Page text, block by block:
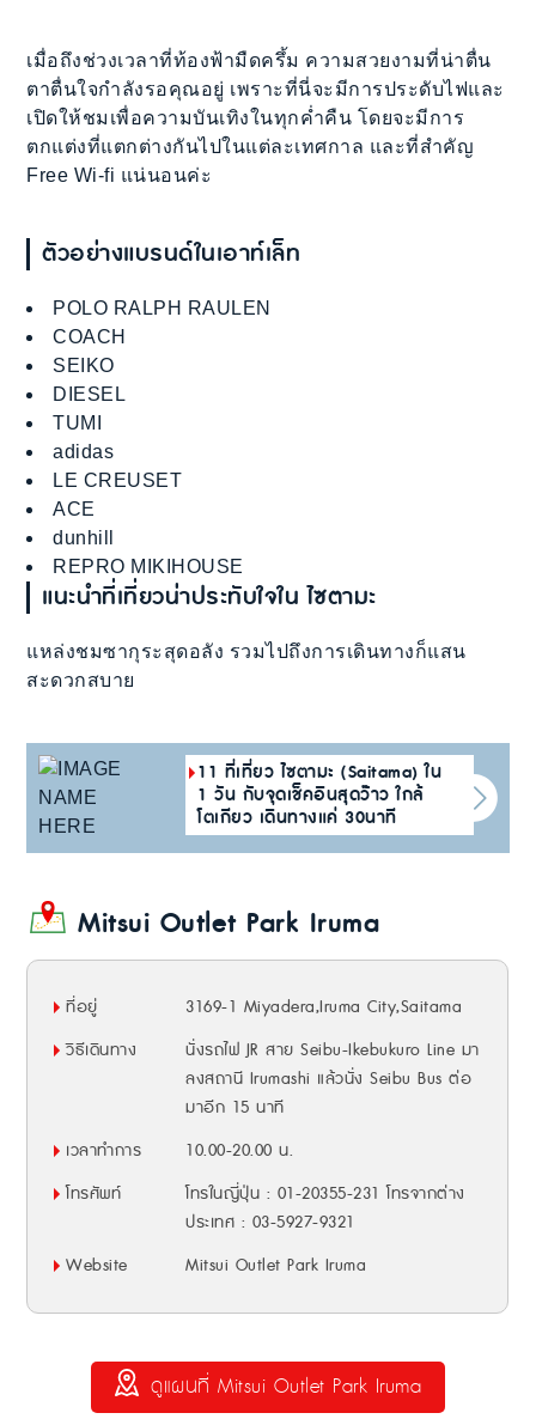
เมื่อถึงช่วงเวลาที่ท้องฟ้ามืดครึ้ม ความสวยงามที่น่าตื่น
ตาตื่นใจกำลังรอคุณอยู่ เพราะที่นี่จะมีการประดับไฟและ
เปิดให้ชมเพื่อความบันเทิงในทุกค่ำคืน โดยจะมีการ
ตกแต่งที่แตกต่างกันไปในแต่ละเทศกาล และที่สำคัญ
Free Wi-fi แน่นอนค่ะ
ตัวอย่างแบรนด์ในเอาท์เล็ท
POLO RALPH RAULEN
COACH
SEIKO
DIESEL
TUMI
adidas
LE CREUSET
ACE
dunhill
REPRO MIKIHOUSE
แนะนำที่เที่ยวน่าประทับใจใน ไซตามะ
แหล่งชมซากุระสุดอลัง รวมไปถึงการเดินทางก็แสน
สะดวกสบาย
11 ที่เที่ยว ไซตามะ (Saitama) ใน
1 วัน กับจุดเช็คอินสุดว๊าว ใกล้
โตเกียว เดินทางแค่ 30นาที
Mitsui Outlet Park Iruma
ที่อยู่
3169-1 Miyadera,Iruma City,Saitama
วิธีเดินทาง
นั่งรถไฟ JR สาย Seibu-Ikebukuro Line มา
ลงสถานี Irumashi แล้วนั่ง Seibu Bus ต่อ
มาอีก 15 นาที
เวลาทำการ
10.00-20.00 น.
โทรศัพท์
โทรในญี่ปุ่น : 01-20355-231 โทรจากต่าง
ประเทศ : 03-5927-9321
Website
Mitsui Outlet Park Iruma
ดูแผนที่ Mitsui Outlet Park Iruma